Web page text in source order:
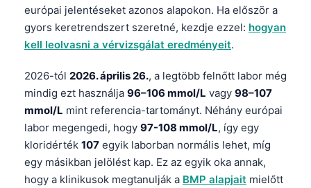
európai jelentéseket azonos alapokon. Ha először a
gyors keretrendszert szeretné, kezdje ezzel: hogyan
kell leolvasni a vérvizsgálat eredményeit.
2026-tól 2026. április 26., a legtöbb felnőtt labor még
mindig ezt használja 96–106 mmol/L vagy 98–107
mmol/L mint referencia-tartományt. Néhány európai
labor megengedi, hogy 97-108 mmol/L, így egy
kloridérték 107 egyik laborban normális lehet, míg
egy másikban jelölést kap. Ez az egyik oka annak,
hogy a klinikusok megtanulják a BMP alapjait mielőtt